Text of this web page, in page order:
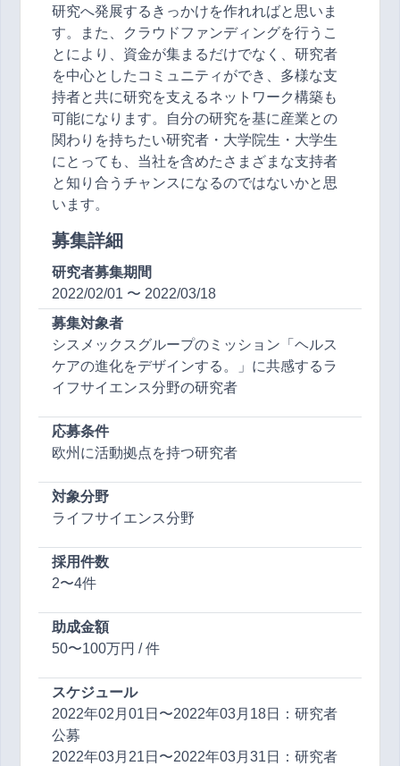
研究へ発展するきっかけを作れればと思いま
す。また、クラウドファンディングを行うこ
とにより、資金が集まるだけでなく、研究者
を中心としたコミュニティができ、多様な支
持者と共に研究を支えるネットワーク構築も
可能になります。自分の研究を基に産業との
関わりを持ちたい研究者・大学院生・大学生
にとっても、当社を含めたさまざまな支持者
と知り合うチャンスになるのではないかと思
います。
募集詳細
研究者募集期間
2022/02/01 〜 2022/03/18
募集対象者
シスメックスグループのミッション「ヘルス
ケアの進化をデザインする。」に共感するラ
イフサイエンス分野の研究者
応募条件
欧州に活動拠点を持つ研究者
対象分野
ライフサイエンス分野
採用件数
2〜4件
助成金額
50〜100万円 / 件
スケジュール
2022年02月01日〜2022年03月18日：研究者
公募
2022年03月21日〜2022年03月31日：研究者